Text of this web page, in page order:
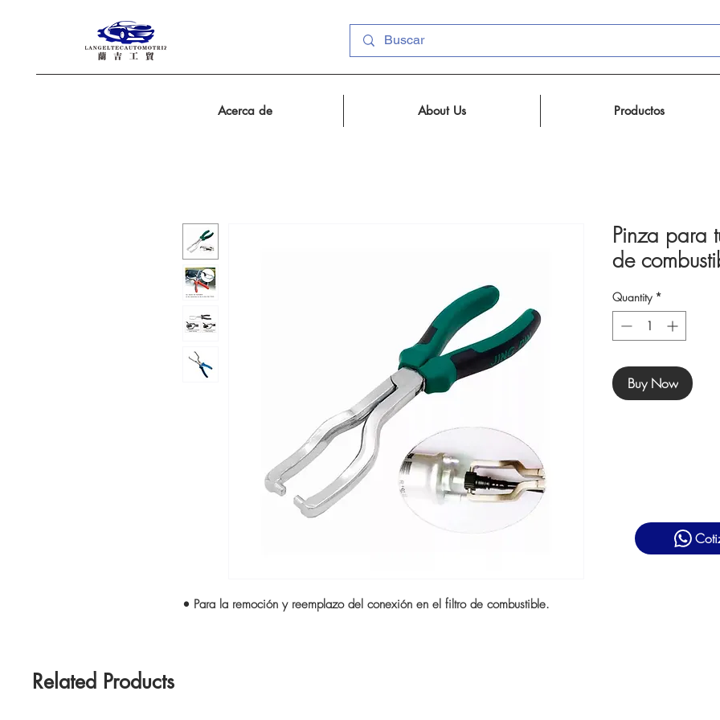
Acerca de About Us Productos
• Para la remoción y reemplazo del conexión en el filtro de combustible.
Pinza para
de
Quantity *
Buy Now
Related Products